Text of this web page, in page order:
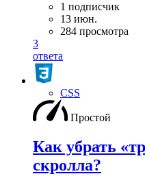
1 подписчик
13 июн.
284 просмотра
3
ответа
CSS
Простой
Как убрать
скролла?